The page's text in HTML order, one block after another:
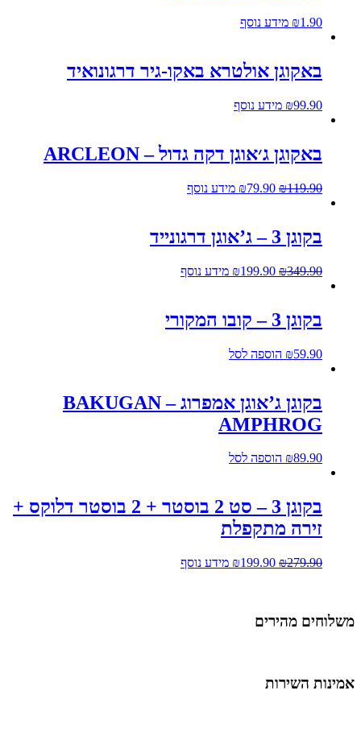
₪1.90 מידע נוסף
באקוגן אולטרא באקו-גיר דרגונואיד
₪99.90 מידע נוסף
באקוגן ג׳אוגן דקה גדול – ARCLEON
₪119.90
₪79.90 מידע נוסף
בקוגן 3 – ג’אוגן דרגונייד
₪349.90
₪199.90 מידע נוסף
בקוגן 3 – קובו המקורי
₪59.90 הוספה לסל
בקוגן ג’אוגן אמפרוג – BAKUGAN
AMPHROG
₪89.90 הוספה לסל
בקוגן 3 – סט 2 בוסטר + 2 בוסטר דלוקס +
זירה מתקפלת
₪279.90
₪199.90 מידע נוסף
משלוחים מהירים
אמינות השירות